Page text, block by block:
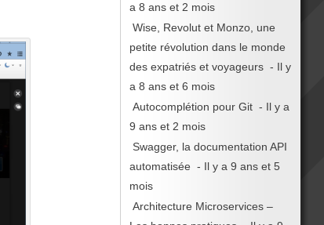
a 8 ans et 2 mois
Wise, Revolut et Monzo, une
petite révolution dans le monde
des expatriés et voyageurs - Il y
a 8 ans et 6 mois
Autocomplétion pour Git - Il y a
9 ans et 2 mois
Swagger, la documentation API
automatisée - Il y a 9 ans et 5
mois
Architecture Microservices –